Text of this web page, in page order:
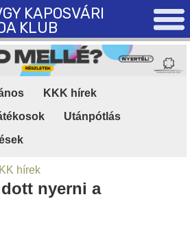
KAPOSVÁRI
KLUB
KKK hírek
Utánpótlás
hírek
nyerni a